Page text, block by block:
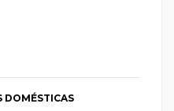
DOMÉSTICAS